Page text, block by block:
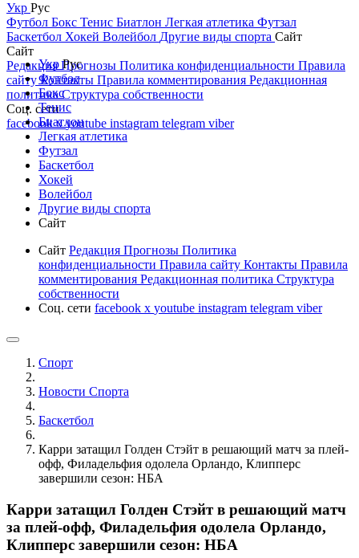
Укр Рус
Футбол Бокс Тенис Биатлон Легкая атлетика Футзал
Баскетбол Хокей Волейбол Другие виды спорта Сайт
Сайт
РедакцияПрогнозы Политика конфиденциальности Правила
сайтуКонтакты Правила комментирования Редакционная
политикаСтруктура собственности
Соц. сети
facebookxyoutube instagram telegram viber
УкрРус
Футбол
Бокс
Тенис
Биатлон
Легкая атлетика
Футзал
Баскетбол
Хокей
Волейбол
Другие виды спорта
Сайт
Сайт Редакция Прогнозы Политика
конфиденциальности Правила сайту Контакты Правила
комментирования Редакционная политика Структура
собственности
Соц. сети facebook x youtube instagram telegram viber
Спорт
Новости Cпорта
Баскетбол
Карри затащил Голден Стэйт в решающий матч за плей-
офф, Филадельфия одолела Орландо, Клипперс
завершили сезон: НБА
Карри затащил Голден Стэйт в решающий матч
за плей-офф, Филадельфия одолела Орландо,
Клипперс завершили сезон: НБА